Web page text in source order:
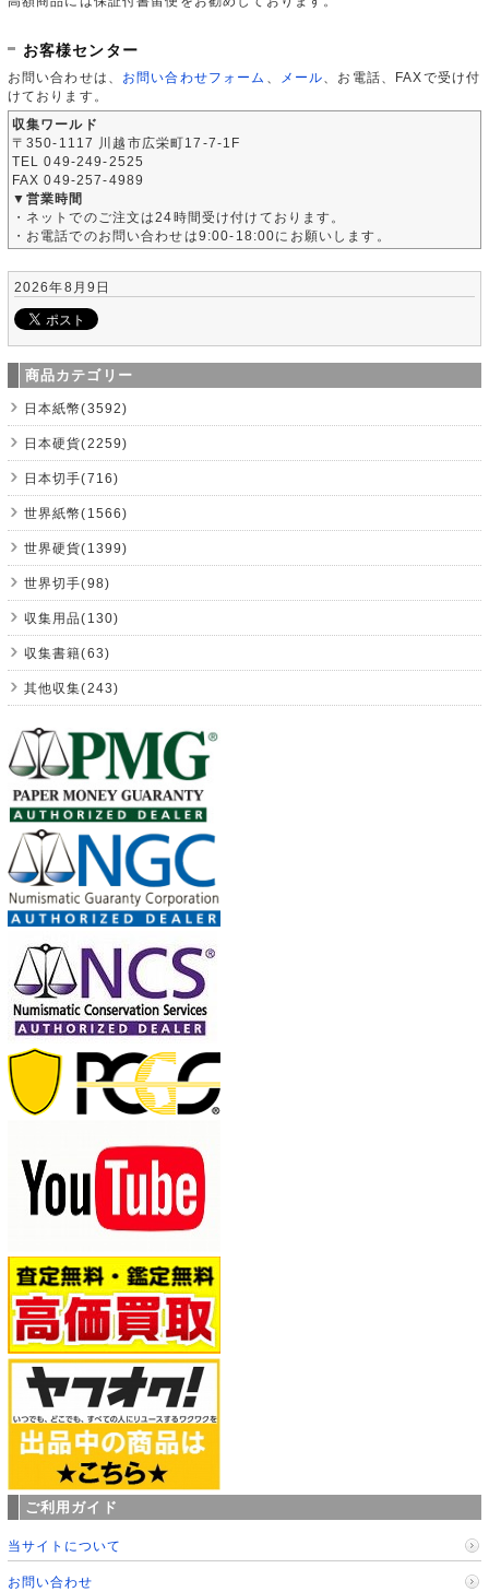
お客様センター
お問い合わせは、 お問い合わせフォーム メール 、お電話、FAXで受け付
けております。
収集ワールド
〒350-1117 川越市広栄町17-7-1F
TEL 049-249-2525
FAX 049-257-4989
▼営業時間
・ネットでのご注文は24時間受け付けております。
・お電話でのお問い合わせは9:00-18:00にお願いします。
2026年8月9日
商品カテゴリー
日本紙幣(3592)
日本硬貨(2259)
日本切手(716)
世界紙幣(1566)
世界硬貨(1399)
世界切手(98)
収集用品(130)
収集書籍(63)
其他収集(243)
ご利用ガイド
当サイトについて
お問い合わせ